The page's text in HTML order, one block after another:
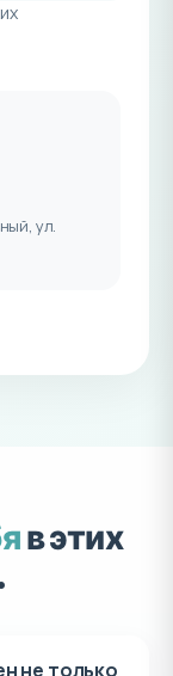
ул.
в этих
не только